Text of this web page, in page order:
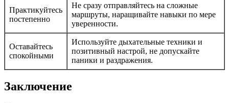
Практикуйтесь
постепенно
Не сразу отправляйтесь на сложные
маршруты, наращивайте навыки по мере
уверенности.
Оставайтесь
спокойными
Используйте дыхательные техники и
позитивный настрой, не допускайте
паники и раздражения.
Заключение